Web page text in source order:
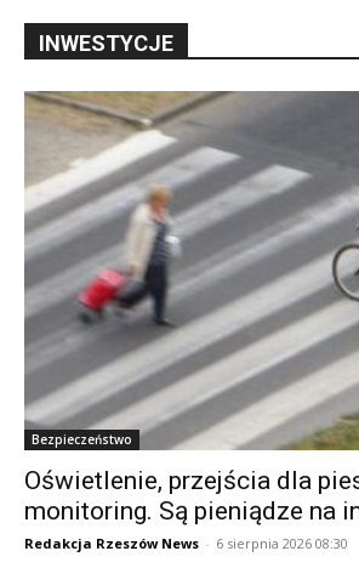
INWESTYCJE
Bezpieczeństwo
Oświetlenie, przejścia dla
monitoring. Są pieniądze na
Redakcja Rzeszów News - 6 sierpnia 2026 08:30